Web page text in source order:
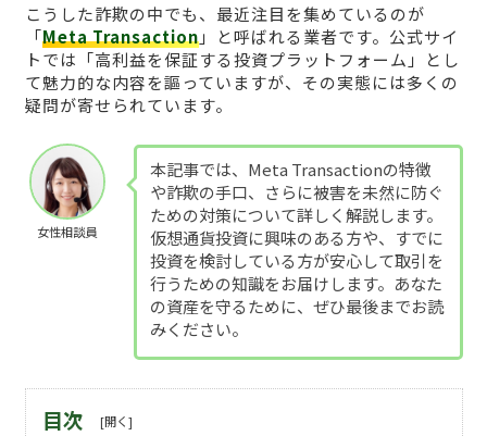
こうした詐欺の中でも、最近注目を集めているのが
「Meta Transaction」と呼ばれる業者です。公式サイ
トでは「高利益を保証する投資プラットフォーム」とし
て魅力的な内容を謳っていますが、その実態には多くの
疑問が寄せられています。
女性相談員
本記事では、Meta Transactionの特徴
や詐欺の手口、さらに被害を未然に防ぐ
ための対策について詳しく解説します。
仮想通貨投資に興味のある方や、すでに
投資を検討している方が安心して取引を
行うための知識をお届けします。あなた
の資産を守るために、ぜひ最後までお読
みください。
目次